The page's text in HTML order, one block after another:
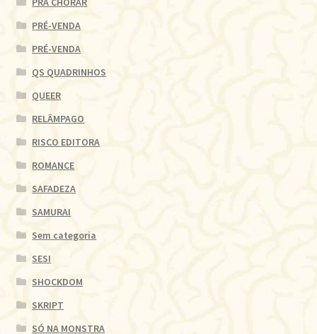
PRÉ-VENDA
PRÉ-VENDA
QS QUADRINHOS
QUEER
RELÂMPAGO
RISCO EDITORA
ROMANCE
SAFADEZA
SAMURAI
Sem categoria
SESI
SHOCKDOM
SKRIPT
SÓ NA MONSTRA